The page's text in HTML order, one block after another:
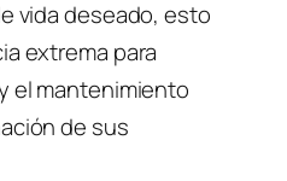
vida deseado, esto
extrema para
el mantenimiento
de sus